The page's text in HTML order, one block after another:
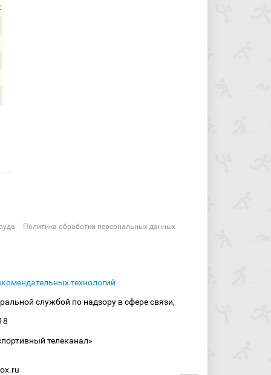
Политика обработки персональных данных
технологий
службой по надзору в сфере связи,
телеканал»